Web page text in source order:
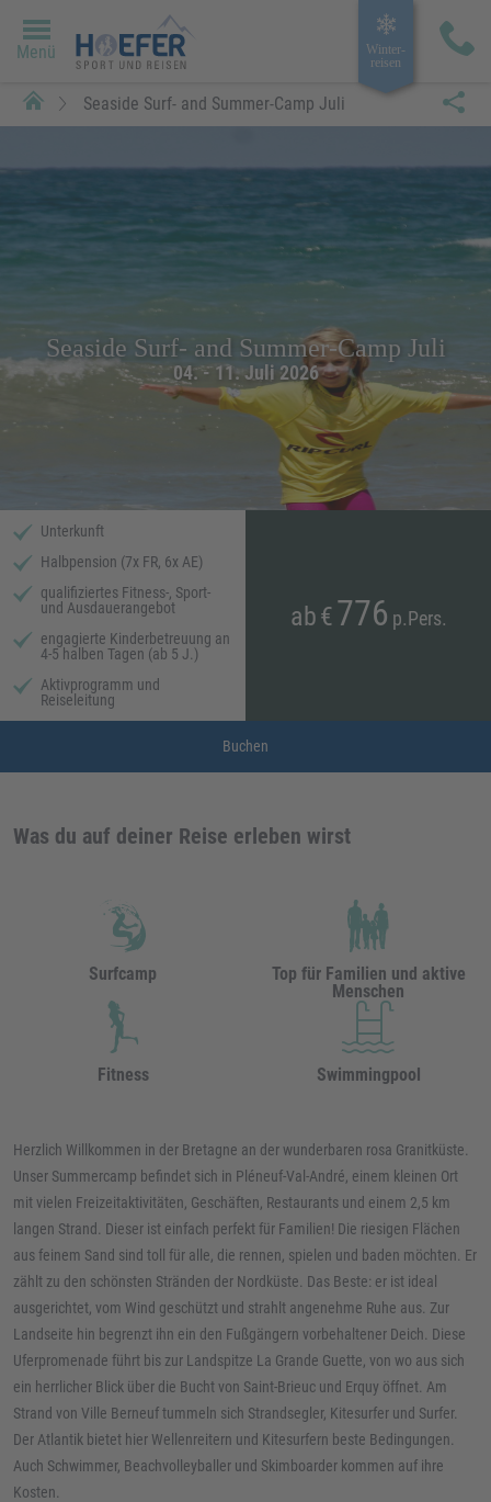
Menü
Winter­
reisen
Seaside Surf- and Summer-Camp Juli
Seaside Surf- and Summer-Camp Juli
04. - 11. Juli 2026
ab€776 p.Pers.
Unterkunft
Halbpension (7x FR, 6x AE)
qualifiziertes Fitness-, Sport-
und Ausdauerangebot
engagierte Kinderbetreuung an
4-5 halben Tagen (ab 5 J.)
Aktivprogramm und
Reiseleitung
Buchen
Was du auf deiner Reise erleben wirst
Surfcamp
Top für Familien und aktive
Menschen
Fitness Swimmingpool
Herzlich Willkommen in der Bretagne an der wunderbaren rosa Granitküste.
Unser Summercamp befindet sich in Pléneuf-Val-André, einem kleinen Ort
mit vielen Freizeitaktivitäten, Geschäften, Restaurants und einem 2,5 km
langen Strand. Dieser ist einfach perfekt für Familien! Die riesigen Flächen
aus feinem Sand sind toll für alle, die rennen, spielen und baden möchten. Er
zählt zu den schönsten Stränden der Nordküste. Das Beste: er ist ideal
ausgerichtet, vom Wind geschützt und strahlt angenehme Ruhe aus. Zur
Landseite hin begrenzt ihn ein den Fußgängern vorbehaltener Deich. Diese
Uferpromenade führt bis zur Landspitze La Grande Guette, von wo aus sich
ein herrlicher Blick über die Bucht von Saint-Brieuc und Erquy öffnet. Am
Strand von Ville Berneuf tummeln sich Strandsegler, Kitesurfer und Surfer.
Der Atlantik bietet hier Wellenreitern und Kitesurfern beste Bedingungen.
Auch Schwimmer, Beachvolleyballer und Skimboarder kommen auf ihre
Kosten.